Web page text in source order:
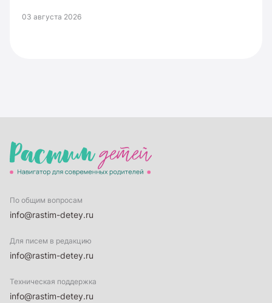
03 августа 2026
По общим вопросам
info@rastim-detey.ru
Для писем в редакцию
info@rastim-detey.ru
Техническая поддержка
info@rastim-detey.ru